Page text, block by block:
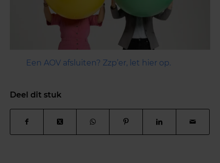
Een AOV afsluiten? Zzp’er, let hier op.
Deel dit stuk